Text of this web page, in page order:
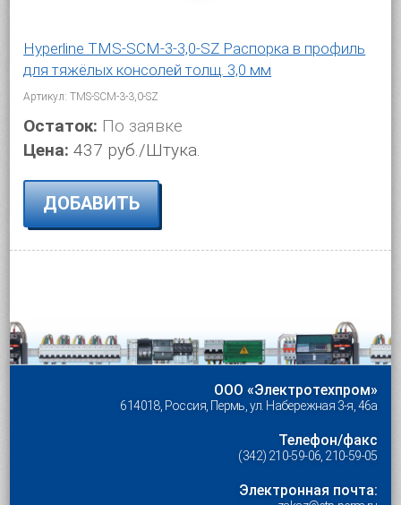
Hyperline TMS-SCM-3-3,0-SZ Распорка в профиль
для тяжёлых консолей толщ. 3,0 мм
Артикул: TMS-SCM-3-3,0-SZ
Остаток: По заявке
Цена: 437 руб./Штука.
ДОБАВИТЬ
ООО «Электротехпром»
614018, Россия, Пермь, ул. Набережная 3-я, 46а
Телефон/факс
(342) 210-59-06, 210-59-05
Электронная почта: